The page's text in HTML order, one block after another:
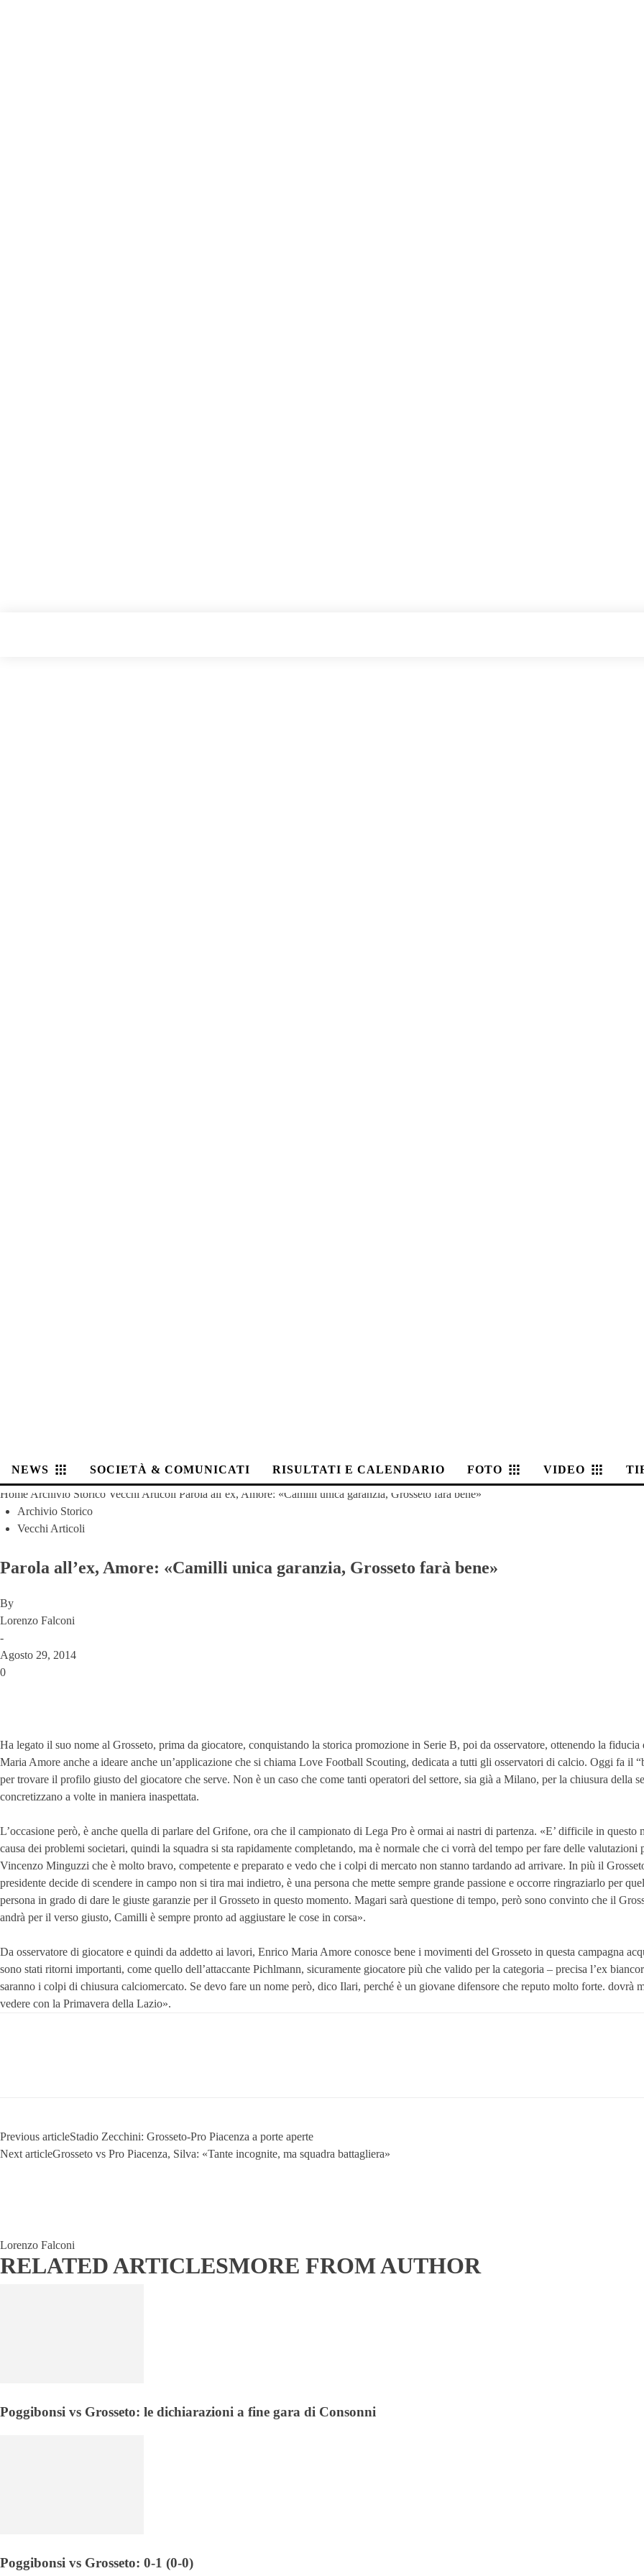
NEWS SOCIETÀ & COMUNICATI RISULTATI E CALENDARIO FOTO VIDEO
Home Archivio Storico Vecchi Articoli Parola all’ex, Amore: «Camilli unica garanzia, Grosseto farà bene»
Archivio Storico
Vecchi Articoli
Parola all’ex, Amore: «Camilli unica garanzia, Grosseto farà bene»
By
Lorenzo Falconi
-
Agosto 29, 2014
0
Ha legato il suo nome al Grosseto, prima da giocatore, conquistando la storica promozione in Serie B, poi da osservatore, ottenendo la
Maria Amore anche a ideare anche un’applicazione che si chiama Love Football Scouting, dedicata a tutti gli osservatori di calcio. Oggi fa il
per trovare il profilo giusto del giocatore che serve. Non è un caso che come tanti operatori del settore, sia già a Milano, per la chiusura della
concretizzano a volte in maniera inaspettata.
L’occasione però, è anche quella di parlare del Grifone, ora che il campionato di Lega Pro è ormai ai nastri di partenza. «E’ difficile in
causa dei problemi societari, quindi la squadra si sta rapidamente completando, ma è normale che ci vorrà del tempo per fare delle
Vincenzo Minguzzi che è molto bravo, competente e preparato e vedo che i colpi di mercato non stanno tardando ad arrivare. In più il
presidente decide di scendere in campo non si tira mai indietro, è una persona che mette sempre grande passione e occorre ringraziarlo per
persona in grado di dare le giuste garanzie per il Grosseto in questo momento. Magari sarà questione di tempo, però sono convinto che il
andrà per il verso giusto, Camilli è sempre pronto ad aggiustare le cose in corsa».
Da osservatore di giocatore e quindi da addetto ai lavori, Enrico Maria Amore conosce bene i movimenti del Grosseto in questa campagna
sono stati ritorni importanti, come quello dell’attaccante Pichlmann, sicuramente giocatore più che valido per la categoria – precisa l’ex
saranno i colpi di chiusura calciomercato. Se devo fare un nome però, dico Ilari, perché è un giovane difensore che reputo molto forte. dovrà
vedere con la Primavera della Lazio».
Previous articleStadio Zecchini: Grosseto-Pro Piacenza a porte aperte
Next articleGrosseto vs Pro Piacenza, Silva: «Tante incognite, ma squadra battagliera»
Lorenzo Falconi
RELATED ARTICLESMORE FROM AUTHOR
Poggibonsi vs Grosseto: le dichiarazioni a fine gara di Consonni
Poggibonsi vs Grosseto: 0-1 (0-0)